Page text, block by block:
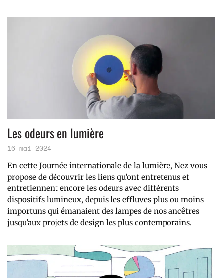
Les odeurs en lumière
16 mai 2024
En cette Journée internationale de la lumière, Nez vous
propose de découvrir les liens qu’ont entretenus et
entretiennent encore les odeurs avec différents
dispositifs lumineux, depuis les effluves plus ou moins
importuns qui émanaient des lampes de nos ancêtres
jusqu’aux projets de design les plus contemporains.